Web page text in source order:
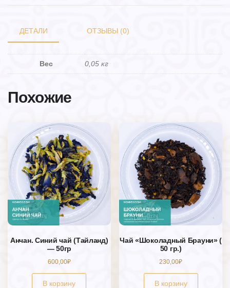
ДЕТАЛИ ОТЗЫВЫ (0)
Вес 0,05 кг
Похожие
Анчан. Синий чай (Тайланд)
— 50гр
600,00₽
В корзину
Чай «Шоколадный Брауни» (
50 гр.)
230,00₽
В корзину